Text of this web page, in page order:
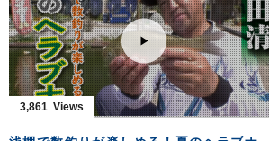
ハリ：フナ鈎5号
放送日 2020年5月3日
OWNERMOVIEhttp://ownertv.jp/
オーナーばりwebsite
http://www.owner.co.jp
堤防に竿を出し、神経を研ぎ澄ましアタリを
待つのは三木薫さん。香川県の釣具店店長と
して、コブダイ釣りの魅力を発信している。
チヌ釣りにおいては大敵となるコブダイを主
役に据えた四国の釣り。
迫力満点の魚体が繰り出す強烈なファイト
は、一度味わえば病みつきになること、請け
3,861